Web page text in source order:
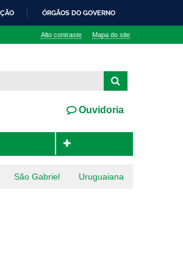
ÓRGÃOS DO GOVERNO
Alto contraste Mapa do site
Ouvidoria
São Gabriel Uruguaiana